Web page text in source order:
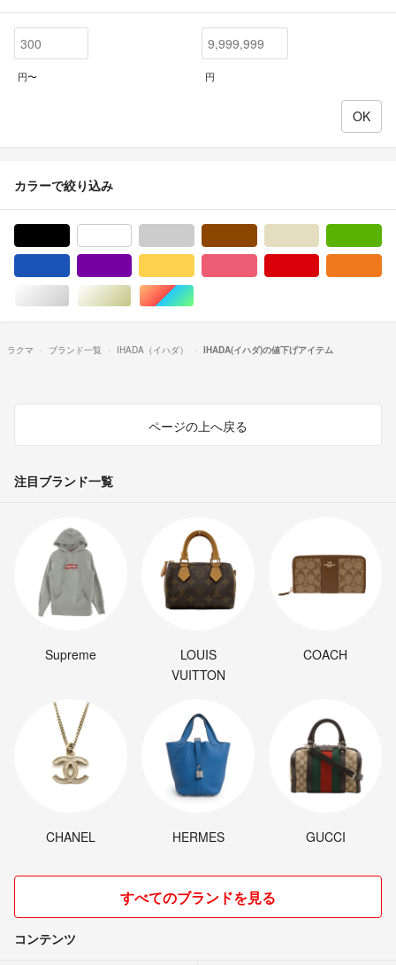
円〜 円
カラーで絞り込み
シルバー/銀色系ゴールド/金色系マルチカラー
ラクマ ブランド一覧 IHADA（イハダ） IHADA(イハダ)の値下げアイテム
ページの上へ戻る
注目ブランド一覧
Supreme
LOUIS
VUITTON
COACH
CHANEL HERMES GUCCI
すべてのブランドを見る
コンテンツ